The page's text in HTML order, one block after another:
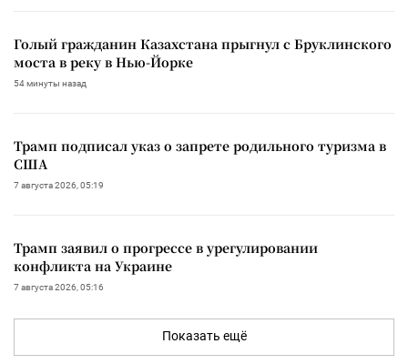
Голый гражданин Казахстана прыгнул с Бруклинского
моста в реку в Нью-Йорке
54 минуты назад
Трамп подписал указ о запрете родильного туризма в
США
7 августа 2026, 05:19
Трамп заявил о прогрессе в урегулировании
конфликта на Украине
7 августа 2026, 05:16
Показать ещё